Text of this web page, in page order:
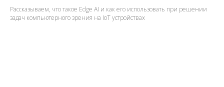
Рассказываем, что такое Edge AI и как его использовать при решении
задач компьютерного зрения на IoT устройствах